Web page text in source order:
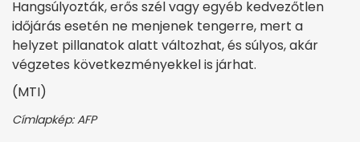
Hangsúlyozták, erős szél vagy egyéb kedvezőtlen
időjárás esetén ne menjenek tengerre, mert a
helyzet pillanatok alatt változhat, és súlyos, akár
végzetes következményekkel is járhat.
(MTI)
Címlapkép: AFP